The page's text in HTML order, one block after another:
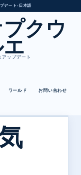
デート • 日本語
クウ
ップデート
ワールド お問い合わせ